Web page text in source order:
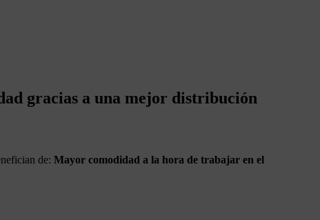
gracias a una mejor distribución
de: Mayor comodidad a la hora de trabajar en el